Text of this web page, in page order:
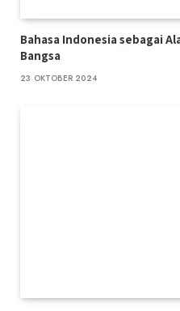
Bahasa Indonesia sebagai
Bangsa
23 OKTOBER 2024